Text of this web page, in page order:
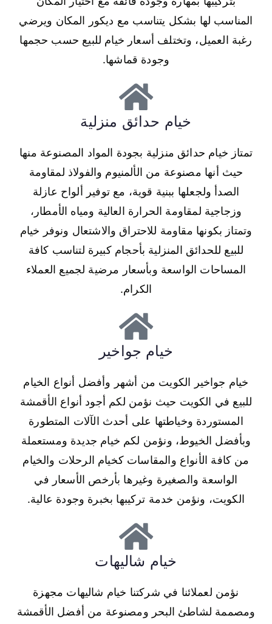
المناسب لها بشكل يتناسب مع ديكور المكان ويرضي
رغبة العميل، وتختلف أسعار خيام للبيع حسب حجمها
وجودة قماشها.
خيام حدائق منزلية
تمتاز خيام حدائق منزلية بجودة المواد المصنوعة منها
حيث أنها مصنوعة من الألمنيوم والفولاذ لمقاومة
الصدأ ولجعلها ببنية قوية، مع توفير ألواح عازلة
وزجاجية لمقاومة الحرارة العالية ومياه الأمطار،
وتمتاز بكونها مقاومة للاحتراق والاشتعال ونوفر خيام
للبيع للحدائق المنزلية بأحجام كبيرة لتناسب كافة
المساحات الواسعة وبأسعار مرضية لجميع العملاء
الكرام.
خيام جواخير
خيام جواخير الكويت من أشهر وأفضل أنواع الخيام
للبيع في الكويت حيث نؤمن لكم أجود أنواع الأقمشة
المستوردة وخياطتها على أحدث الآلات المتطورة
وبأفضل الخيوط، ونؤمن لكم خيام جديدة ومستعملة
من كافة الأنواع والمقاسات كخيام الرحلات والخيام
الواسعة والصغيرة وغيرها بأرخص الأسعار في
الكويت، ونؤمن خدمة تركيبها بخبرة وجودة عالية.
خيام شاليهات
نؤمن لعملائنا في شركتنا خيام شاليهات مجهزة
ومصممة لشاطئ البحر ومصنوعة من أفضل الأقمشة